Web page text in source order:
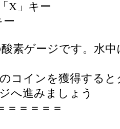
X」キー
ー
素ゲージです。水
コインを獲得する
へ進みましょう
＝＝＝＝＝